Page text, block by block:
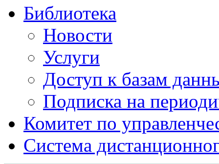
Библиотека
Новости
Услуги
Доступ к базам
Подписка на
Комитет по
Система